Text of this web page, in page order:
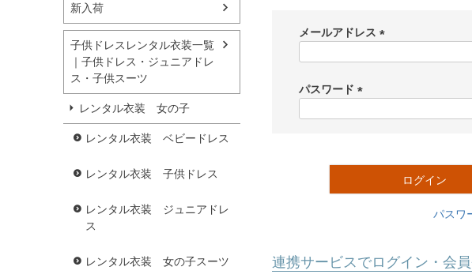
営業 10:00–18:00（完全予約制）
定休 月曜日
店舗を予約する →
新入荷
子供ドレスレンタル衣装一覧
｜子供ドレス・ジュニアドレ
ス・子供スーツ
レンタル衣装 女の子
レンタル衣装 ベビードレス
レンタル衣装 子供ドレス
レンタル衣装 ジュニアドレ
ス
レンタル衣装 女の子スーツ
メールアドレス
)
パスワード
ログイン
パスワ
連携サービスでログイン・会